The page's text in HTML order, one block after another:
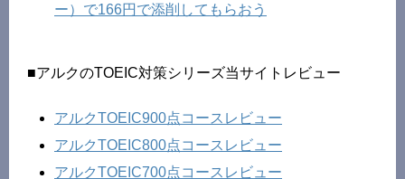
ー）で166円で添削してもらおう
■アルクのTOEIC対策シリーズ当サイトレビュー
アルクTOEIC900点コースレビュー
アルクTOEIC800点コースレビュー
アルクTOEIC700点コースレビュー